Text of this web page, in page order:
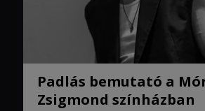
Padlás bemutató a
Zsigmond színházban